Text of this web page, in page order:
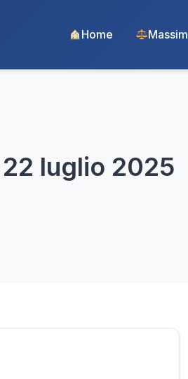
Home
luglio 2025